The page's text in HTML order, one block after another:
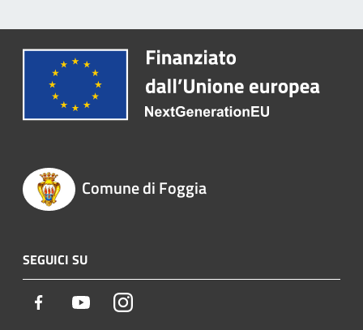
Comune di Foggia
SEGUICI SU
Facebook YoutubeInstagram